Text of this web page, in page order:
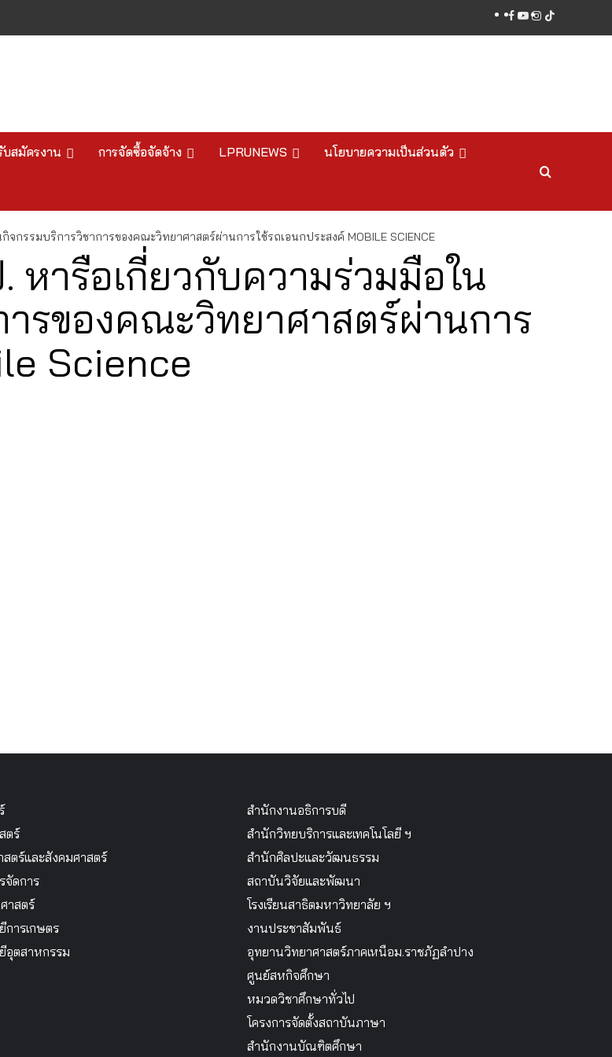
facebook
youtube
instagram
tiktok
บสมัครงาน การจัดซื้อจัดจ้าง LPRUNEWS นโยบายความเป็นส่วนตัว
รรมบริการวิชาการของคณะวิทยาศาสตร์ผ่านการใช้รถเอนกประสงค์ MOBILE SCIENCE
ารือเกี่ยวกับความร่วมมือใน
รของคณะวิทยาศาสตร์ผ่านการ
Science
ตร์
ตร์และสังคมศาสตร์
จัดการ
าสตร์
การเกษตร
อุตสาหกรรม
สำนักงานอธิการบดี
สำนักวิทยบริการและเทคโนโลยี ฯ
สำนักศิลปะและวัฒนธรรม
สถาบันวิจัยและพัฒนา
โรงเรียนสาธิตมหาวิทยาลัย ฯ
งานประชาสัมพันธ์
อุทยานวิทยาศาสตร์ภาคเหนือม.ราชภัฏลำปาง
ศูนย์สหกิจศึกษา
หมวดวิชาศึกษาทั่วไป
โครงการจัดตั้งสถาบันภาษา
สำนักงานบัณฑิตศึกษา